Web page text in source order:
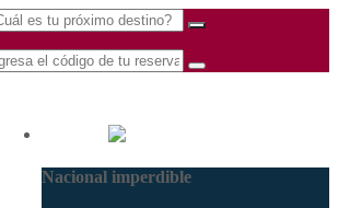
Nacional imperdible